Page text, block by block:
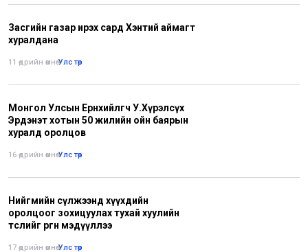
Засгийн газар ирэх сард Хэнтий аймагт
хуралдана
11 өдрийн өмнө•Улс төр
Монгол Улсын Ерөнхийлөгч У.Хүрэлсүх
Эрдэнэт хотын 50 жилийн ойн баярын
хуралд оролцов
16 өдрийн өмнө•Улс төр
Нийгмийн сүлжээнд хүүхдийн
оролцоог зохицуулах тухай хуулийн
төслийг өргөн мэдүүллээ
17 өдрийн өмнө•Улс төр